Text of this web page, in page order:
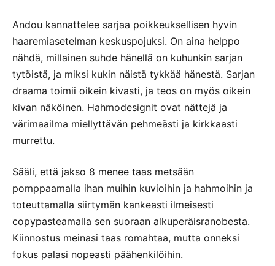
Andou kannattelee sarjaa poikkeuksellisen hyvin
haaremiasetelman keskuspojuksi. On aina helppo
nähdä, millainen suhde hänellä on kuhunkin sarjan
tytöistä, ja miksi kukin näistä tykkää hänestä. Sarjan
draama toimii oikein kivasti, ja teos on myös oikein
kivan näköinen. Hahmodesignit ovat nättejä ja
värimaailma miellyttävän pehmeästi ja kirkkaasti
murrettu.
Sääli, että jakso 8 menee taas metsään
pomppaamalla ihan muihin kuvioihin ja hahmoihin ja
toteuttamalla siirtymän kankeasti ilmeisesti
copypasteamalla sen suoraan alkuperäisranobesta.
Kiinnostus meinasi taas romahtaa, mutta onneksi
fokus palasi nopeasti päähenkilöihin.